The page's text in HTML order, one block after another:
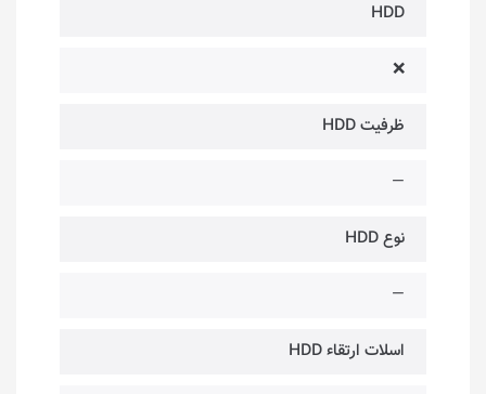
HDD
❌
ظرفیت HDD
—
نوع HDD
—
اسلات ارتقاء HDD